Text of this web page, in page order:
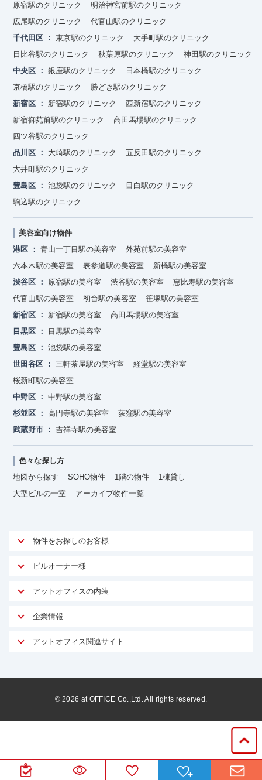
原宿駅のクリニック
明治神宮前駅のクリニック
広尾駅のクリニック
代官山駅のクリニック
千代田区
東京駅のクリニック
大手町駅のクリニック
日比谷駅のクリニック
秋葉原駅のクリニック
神田駅のクリニック
中央区
銀座駅のクリニック
日本橋駅のクリニック
京橋駅のクリニック
勝どき駅のクリニック
新宿区
新宿駅のクリニック
西新宿駅のクリニック
新宿御苑前駅のクリニック
高田馬場駅のクリニック
四ツ谷駅のクリニック
品川区
大崎駅のクリニック
五反田駅のクリニック
大井町駅のクリニック
豊島区
池袋駅のクリニック
目白駅のクリニック
駒込駅のクリニック
美容室向け物件
港区
青山一丁目駅の美容室
外苑前駅の美容室
六本木駅の美容室
表参道駅の美容室
新橋駅の美容室
渋谷区
原宿駅の美容室 渋谷駅の美容室
恵比寿駅の美容室
代官山駅の美容室
初台駅の美容室
笹塚駅の美容室
新宿区
新宿駅の美容室
高田馬場駅の美容室
目黒区
目黒駅の美容室
豊島区
池袋駅の美容室
世田谷区
三軒茶屋駅の美容室
経堂駅の美容室
桜新町駅の美容室
中野区
中野駅の美容室
杉並区
高円寺駅の美容室
荻窪駅の美容室
武蔵野市
吉祥寺駅の美容室
色々な探し方
地図から探す
SOHO物件 1階の物件
1棟貸し
大型ビルの一室
アーカイブ物件一覧
物件をお探しのお客様
アットオフィスが選ばれる理由
ご契約者様インタビュー
オフィスお役立ちコラム
ビルオーナー様
オーナー様向けサービス
マイソク作成
物件情報から成約賃料を予測
リノベーション
サブリース
原状回復サービス
アットオフィスの内装
サービス内容
内装に関するよくある質問
企業情報
アットオフィス関連サイト
アットレジデンス
ビルアド
©2026 at OFFICE Co.,Ltd. All rights reserved.